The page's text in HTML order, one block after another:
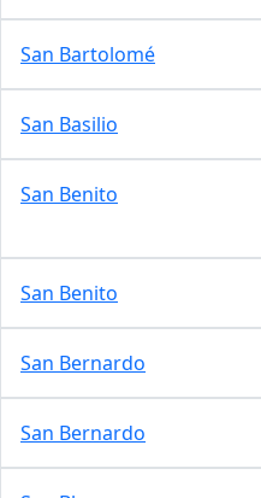
San Bartolomé
San Basilio
San Benito
San Benito
San Bernardo
San Bernardo